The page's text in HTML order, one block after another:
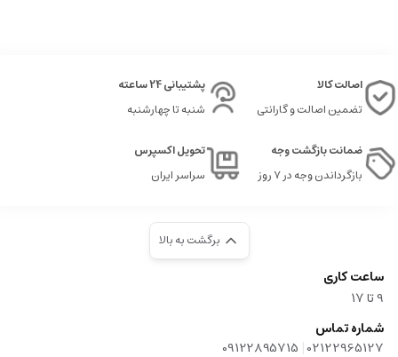
اصالت کالا
تضمین اصالت و گارانتی
پشتیبانی 24 ساعته
شنبه تا چهارشنبه
ضمانت بازگشت وجه
بازگرداندن وجه در ۷ روز
تحویل اکسپرس
سراسر ایران
برگشت به بالا
ساعت کاری
9‌ تا ۱۷
شماره تماس
02122965127
|
09122895715